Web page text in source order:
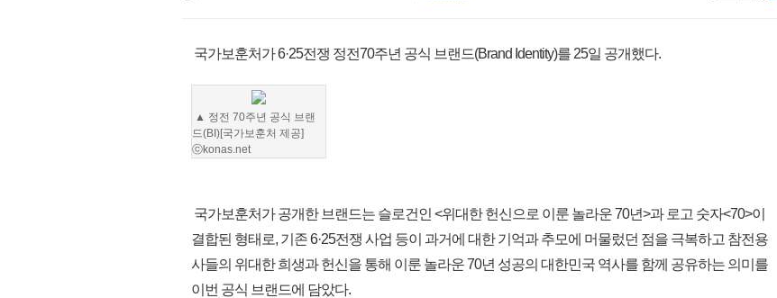
국가보훈처가 6·25전쟁 정전70주년 공식 브랜드(Brand Identity)를 25일 공개했다.
▲ 정전 70주년 공식 브랜
드(BI)[국가보훈처 제공]
ⓒkonas.net
국가보훈처가 공개한 브랜드는 슬로건인 <위대한 헌신으로 이룬 놀라운 70년>과 로고 숫자<70>이
결합된 형태로, 기존 6·25전쟁 사업 등이 과거에 대한 기억과 추모에 머물렀던 점을 극복하고 참전용
사들의 위대한 희생과 헌신을 통해 이룬 놀라운 70년 성공의 대한민국 역사를 함께 공유하는 의미를
이번 공식 브랜드에 담았다.